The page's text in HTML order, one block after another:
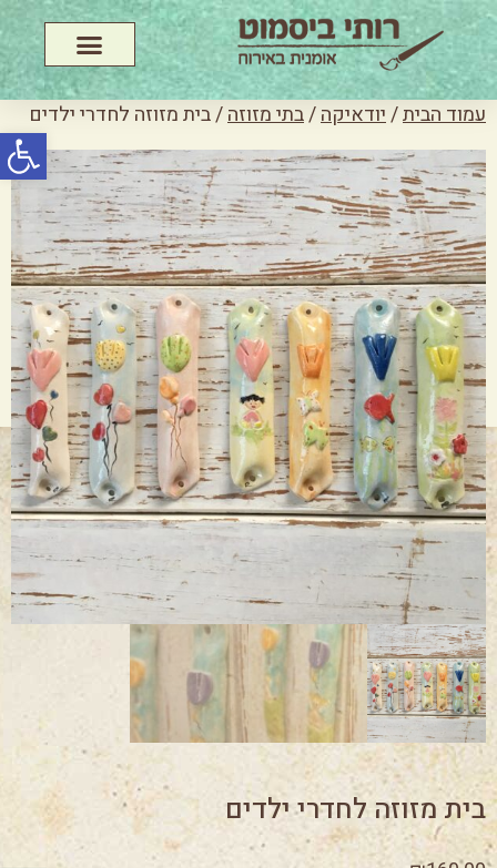
פתח עמוד הבית/יודאיקה/בתי מזוזה/ בית מזוזה לחדרי ילדים
בית מזוזה לחדרי ילדים